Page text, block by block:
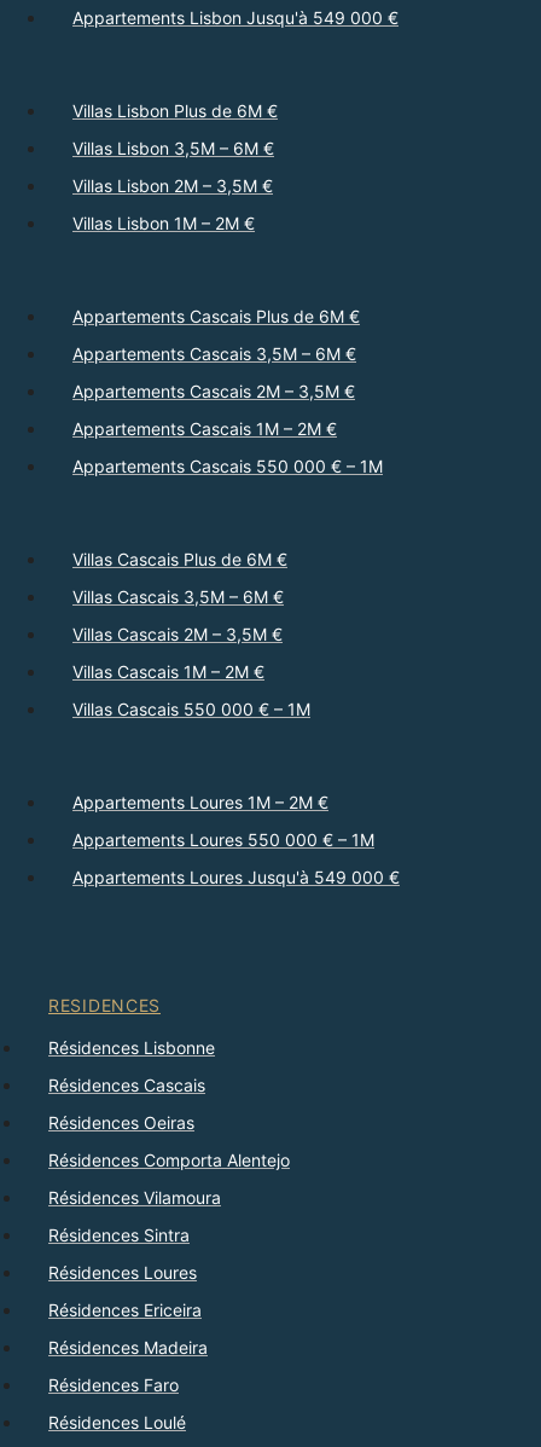
Appartements Lisbon Jusqu'à 549 000 €
Villas Lisbon Plus de 6M €
Villas Lisbon 3,5M – 6M €
Villas Lisbon 2M – 3,5M €
Villas Lisbon 1M – 2M €
Appartements Cascais Plus de 6M €
Appartements Cascais 3,5M – 6M €
Appartements Cascais 2M – 3,5M €
Appartements Cascais 1M – 2M €
Appartements Cascais 550 000 € – 1M
Villas Cascais Plus de 6M €
Villas Cascais 3,5M – 6M €
Villas Cascais 2M – 3,5M €
Villas Cascais 1M – 2M €
Villas Cascais 550 000 € – 1M
Appartements Loures 1M – 2M €
Appartements Loures 550 000 € – 1M
Appartements Loures Jusqu'à 549 000 €
RESIDENCES
Résidences Lisbonne
Résidences Cascais
Résidences Oeiras
Résidences Comporta Alentejo
Résidences Vilamoura
Résidences Sintra
Résidences Loures
Résidences Ericeira
Résidences Madeira
Résidences Faro
Résidences Loulé